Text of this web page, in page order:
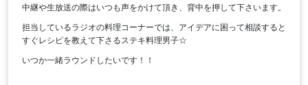
中継や生放送の際はいつも声をかけて頂き、背中を押して下さいます。
担当しているラジオの料理コーナーでは、アイデアに困って相談すると
すぐレシピを教えて下さるステキ料理男子☆
いつか一緒ラウンドしたいです！！